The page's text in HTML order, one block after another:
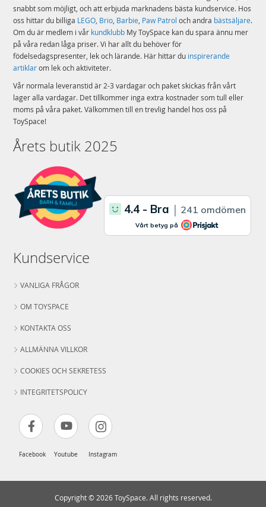
snabbt som möjligt, och att erbjuda marknadens bästa kundservice. Hos
oss hittar du billiga LEGO Brio Barbie Paw Patrol och andra bästsäljare.
Om du är medlem i vår kundklubb My ToySpace kan du spara ännu mer
på våra redan låga priser. Vi har allt du behöver för
födelsedagspresenter, lek och lärande. Här hittar du inspirerande
artiklarom lek och aktiviteter.
Vår normala leveranstid är 2-3 vardagar och paket skickas från vårt
lager alla vardagar. Det tillkommer inga extra kostnader som tull eller
moms på våra paket. Välkommen till en trevlig handel hos oss på
ToySpace!
Årets butik 2025
Kundservice
VANLIGA FRÅGOR
OM TOYSPACE
KONTAKTA OSS
ALLMÄNNA VILLKOR
COOKIES OCH SEKRETESS
INTEGRITETSPOLICY
Facebook Youtube Instagram
Copyright © 2026 ToySpace. All rights reserved.